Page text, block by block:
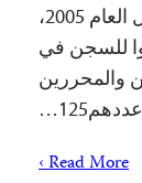
التي قامت بسجن الصحفيين خلال العام 2005،
للسجن في
والمحررين
Read More ›